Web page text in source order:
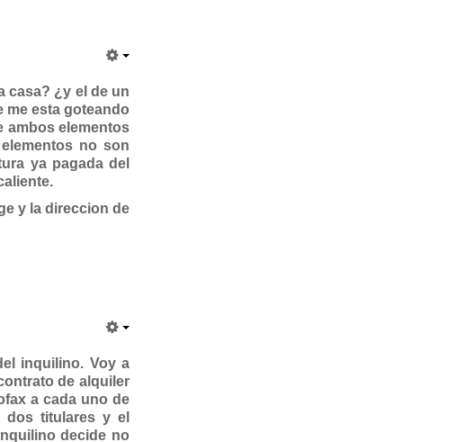
casa? ¿y el de un
me esta goteando
ambos elementos
no son
ya pagada del
y la direccion de
inquilino. Voy a
de alquiler
a cada uno de
dos titulares y el
decide no